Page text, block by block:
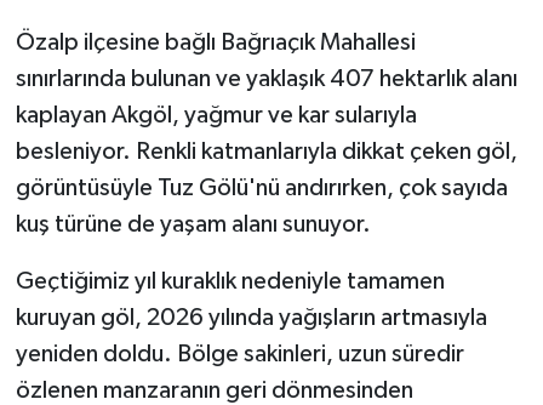
Özalp ilçesine bağlı Bağrıaçık Mahallesi
sınırlarında bulunan ve yaklaşık 407 hektarlık alanı
kaplayan Akgöl, yağmur ve kar sularıyla
besleniyor. Renkli katmanlarıyla dikkat çeken göl,
görüntüsüyle Tuz Gölü'nü andırırken, çok sayıda
kuş türüne de yaşam alanı sunuyor.
Geçtiğimiz yıl kuraklık nedeniyle tamamen
kuruyan göl, 2026 yılında yağışların artmasıyla
yeniden doldu. Bölge sakinleri, uzun süredir
özlenen manzaranın geri dönmesinden
Korkut
Bulanık
Malazgirt
Varto